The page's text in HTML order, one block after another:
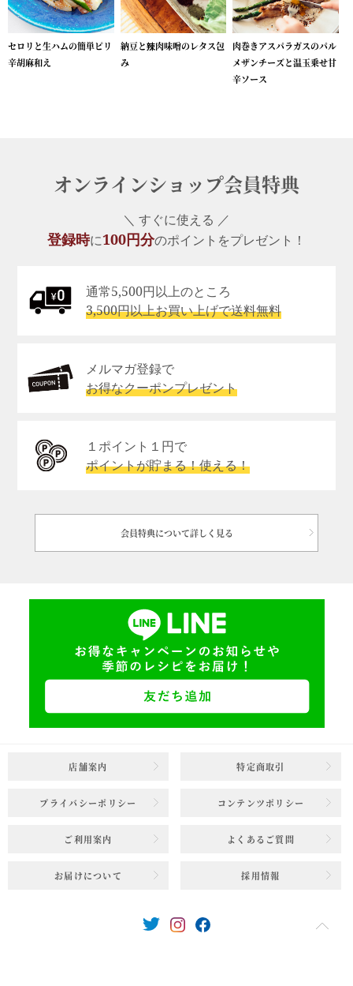
セロリと生ハムの簡単ピリ
辛胡麻和え
納豆と辣肉味噌のレタス包
み
肉巻きアスパラガスのパル
メザンチーズと温玉乗せ甘
辛ソース
オンラインショップ会員特典
＼ すぐに使える ／
登録時に100円分のポイントをプレゼント！
通常5,500円以上のところ
3,500円以上お買い上げで送料無料
メルマガ登録で
お得なクーポンプレゼント
１ポイント１円で
ポイントが貯まる！使える！
会員特典について詳しく見る
店舗案内 特定商取引
プライバシーポリシー コンテンツポリシー
ご利用案内 よくあるご質問
お届けについて 採用情報